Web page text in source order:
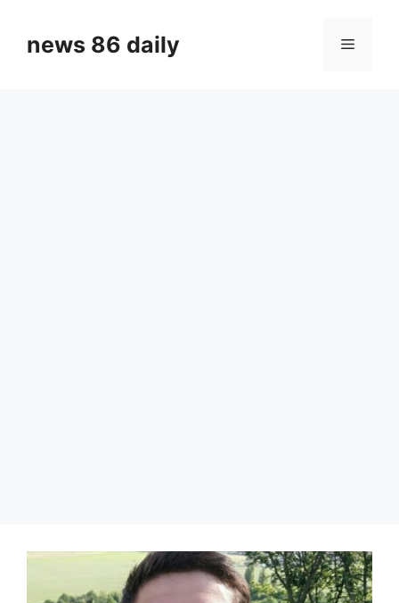
contentnews 86 daily Menu